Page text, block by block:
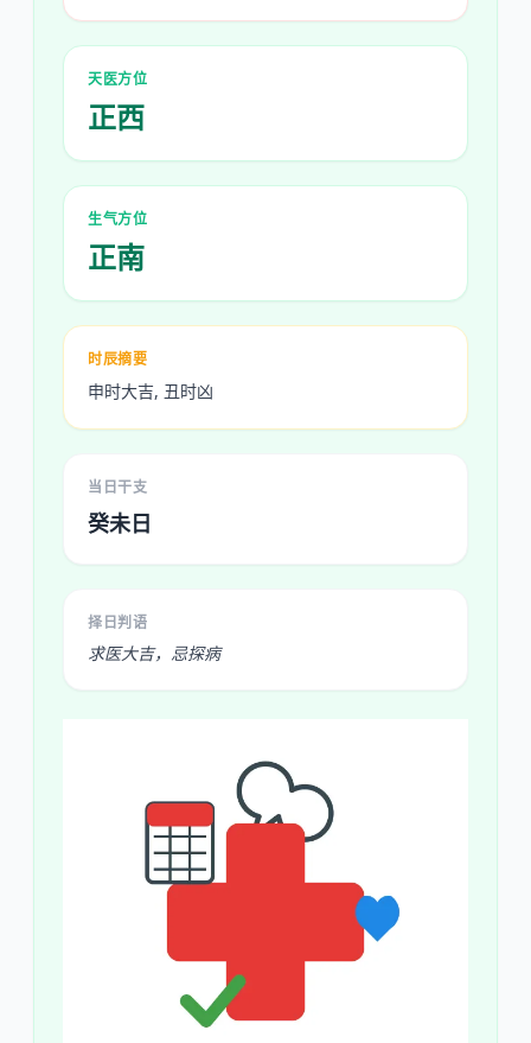
天医方位
正西
生气方位
正南
时辰摘要
申时大吉, 丑时凶
当日干支
癸未日
择日判语
求医大吉，忌探病